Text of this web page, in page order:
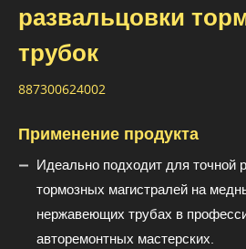
развальцовки
трубок
887300624002
Применение продукта
Идеально подходит для точной
тормозных магистралей на
нержавеющих трубах в
авторемонтных мастерских.